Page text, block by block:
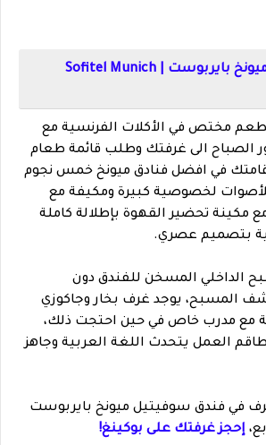
فندق سوفيتيل ميونخ بايربوست | Sofitel Munich
مختص في الأكلات الفرنسية مع
الصباح الى غرفتك وطلب قائمة طعام
في افضل فنادق ميونخ خمس نجوم
لخصوصية كبيرة ومكيفة مع
مكينة تحضير القهوة بإطلالة كاملة
بتصميم عصري.
الداخلي المسخن للفندق دون
المسبح، يوجد غرف بخار وجاكوزي
مع مدرب خاص في حين احتجت ذلك،
العمل يتحدث اللغة العربية وجاهز
في فندق سوفيتيل ميونخ بايربوست
إحجز غرفتك على بوكينغ!